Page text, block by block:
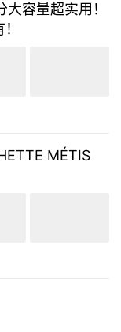
容量超实用！
MÉTIS